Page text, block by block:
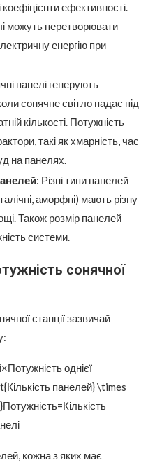
ефективності.
можуть перетворювати
енергію при
панелі генерують
сонячне світло падає під
кількості. Потужність
такі як хмарність, час
на панелях.
: Різні типи панелей
аморфні) мають різну
Також розмір панелей
системи.
сонячної
станції зазвичай
однієї
панелей} \times
кожна з яких має